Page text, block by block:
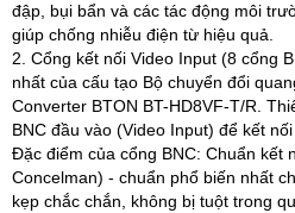
đập, bụi bẩn và các tác động môi
giúp chống nhiễu điện từ hiệu quả.
2. Cổng kết nối Video Input (8 cổng
nhất của cấu tạo Bộ chuyển đổi
Converter BTON BT-HD8VF-T/R.
BNC đầu vào (Video Input) để kết
Đặc điểm của cổng BNC: Chuẩn kết
Concelman) - chuẩn phổ biến nhất
kẹp chắc chắn, không bị tuột trong